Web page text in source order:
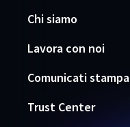
Chi siamo
Lavora con noi
Comunicati stampa
Trust Center